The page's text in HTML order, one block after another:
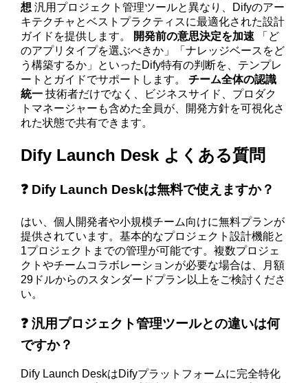
想 汎用プロジェクト管理ツールと異なり、Difyのアー
キテクチャとベストプラクティスに最適化された設計
ガイドを提供します。 開発前の意思決定を加速 「ど
のアプリタイプを選ぶべきか」「ナレッジベースをど
う構築するか」といったDify特有の判断を、テンプレ
ートとガイドでサポートします。チーム全体の認識
統一 技術者だけでなく、ビジネスサイド、プロダク
トマネージャーも含めた全員が、開発方針を可視化さ
れた状態で共有できます。
Dify Launch Desk よくある質問
❓ Dify Launch Deskは無料で使えますか？
はい、個人開発者や小規模チーム向けに無料プランが
提供されています。基本的なプロジェクト設計機能と
1プロジェクトまでの管理が可能です。複数プロジェ
クトやチームコラボレーションが必要な場合は、月額
29ドルからのスタンダードプラン以上をご検討くださ
い。
❓ 汎用プロジェクト管理ツールとの違いは何
ですか？
Dify Launch DeskはDifyプラットフォームに完全特化